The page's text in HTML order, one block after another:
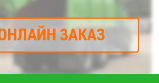
ЗАКАЗ